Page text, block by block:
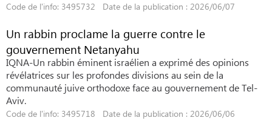
Code de l'info: 3495732 Date de la publication : 2026/06/07
Un rabbin proclame la guerre contre le
gouvernement Netanyahu
IQNA-Un rabbin éminent israélien a exprimé des opinions
révélatrices sur les profondes divisions au sein de la
communauté juive orthodoxe face au gouvernement de Tel-
Aviv.
Code de l'info: 3495718 Date de la publication : 2026/06/06